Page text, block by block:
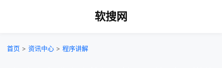
软搜网
首页 > 资讯中心 > 程序讲解